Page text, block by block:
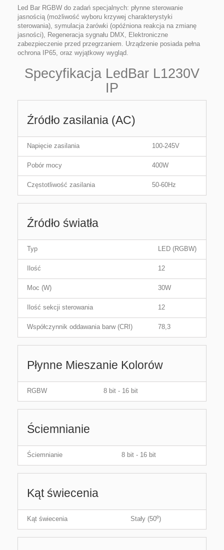
Led Bar RGBW do zadań specjalnych: płynne sterowanie
jasnością (możliwość wyboru krzywej charakterystyki
sterowania), symulacja żarówki (opóźniona reakcja na zmianę
jasności), Regeneracja sygnału DMX, Elektroniczne
zabezpieczenie przed przegrzaniem. Urządzenie posiada pełna
ochrona IP65, oraz wyjątkowy wygląd.
Specyfikacja LedBar L1230V
IP
Źródło zasilania (AC)
Napięcie zasilania 100-245V
Pobór mocy 400W
Częstotliwość zasilania 50-60Hz
Źródło światła
Typ LED (RGBW)
Ilość 12
Moc (W) 30W
Ilość sekcji sterowania 12
Współczynnik oddawania barw (CRI) 78,3
Płynne Mieszanie Kolorów
RGBW 8 bit - 16 bit
Ściemnianie
Ściemnianie 8 bit - 16 bit
Kąt świecenia
Kąt świecenia Stały (50⁰)